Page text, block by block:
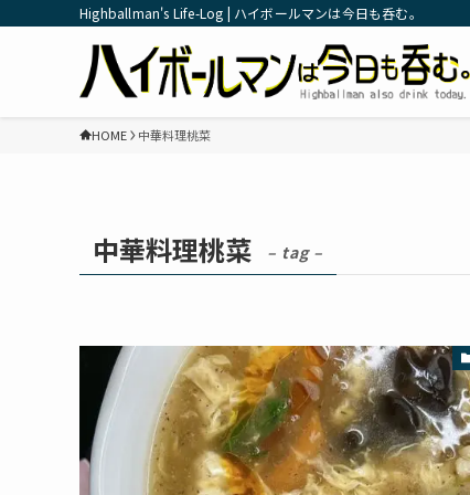
Highballman's Life-Log | ハイボールマンは今日も呑む。
HOME 中華料理桃菜
中華料理桃菜 – tag –